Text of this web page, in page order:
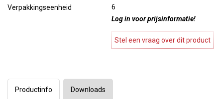
Verpakkingseenheid
6
Log in voor prijsinformatie!
Stel een vraag over dit product
Productinfo Downloads